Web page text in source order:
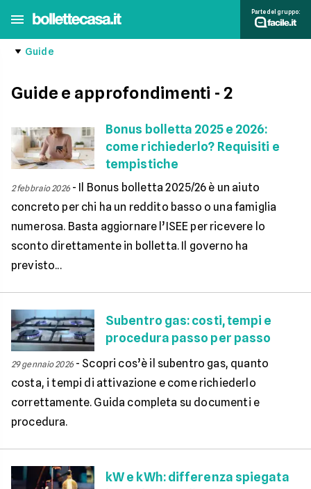
Parte del gruppo:
Guide
Guide e approfondimenti - 2
Bonus bolletta 2025 e 2026:
come richiederlo? Requisiti e
tempistiche
2 febbraio 2026- Il Bonus bolletta 2025/26 è un aiuto
concreto per chi ha un reddito basso o una famiglia
numerosa. Basta aggiornare l’ISEE per ricevere lo
sconto direttamente in bolletta. Il governo ha
previsto...
Subentro gas: costi, tempi e
procedura passo per passo
29 gennaio 2026- Scopri cos’è il subentro gas, quanto
costa, i tempi di attivazione e come richiederlo
correttamente. Guida completa su documenti e
procedura.
kW e kWh: differenza spiegata